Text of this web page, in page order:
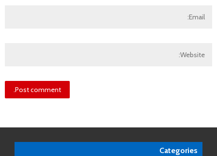
Categories